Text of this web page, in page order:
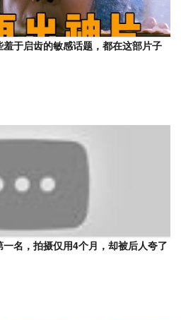
羞于启齿的敏感话题，都在这部片子
一名，拍摄仅用4个月，却被后人夸了